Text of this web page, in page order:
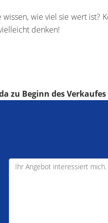
wie viel sie wert ist?
denken!
zu Beginn des